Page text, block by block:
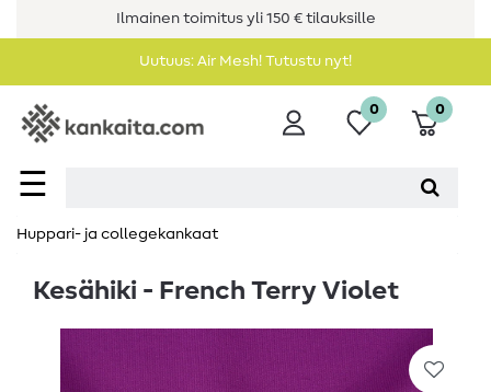
Ilmainen toimitus yli 150 € tilauksille
Uutuus: Air Mesh! Tutustu nyt!
☰
0 0
Huppari- ja collegekankaat
Kesähiki - French Terry Violet